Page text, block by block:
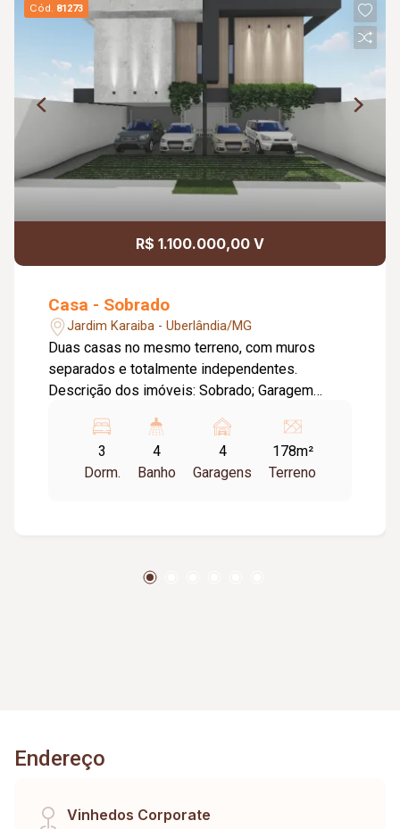
Cód. 81273
R$ 1.100.000,00 V
Casa - Sobrado
Jardim Karaiba - Uberlândia/MG
Duas casas no mesmo terreno, com muros
separados e totalmente independentes.
Descrição dos imóveis: Sobrado; Garagem
quartos sendo 03 suítes; Área gourmet; Pé
direito duplo sala e cozinha; Pedras São Gabriel;
Preparação para água quente; Esquadrias em
de terreno e 166,00 m² de área construída. Valor:
3
Dorm.
4
Banho
4
Garagens
178m²
Terreno
Endereço
Vinhedos Corporate